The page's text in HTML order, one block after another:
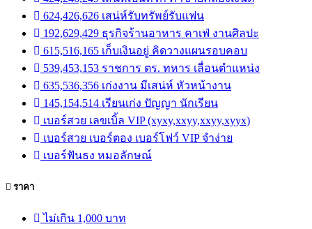
624,426,626 เสน่ห์รับทรัพย์รับแฟน
192,629,429 ธุรกิจร้านอาหาร คาเฟ่ งานศิลปะ
615,516,165 เก็บเงินอยู่ คิดวางแผนรอบคอบ
539,453,153 ราชการ ตร. ทหาร เลื่อนตำแหน่ง
635,536,356 เก่งงาน มีเสน่ห์ หัวหน้างาน
145,154,514 เรียนเก่ง ปัญญา นักเรียน
เบอร์สวย เลขเบิ้ล VIP (xyxy,xxyy,xxyy,xyyx)
เบอร์สวย เบอร์ตอง เบอร์โฟว์ VIP จำง่าย
เบอร์ฟันธง หมอลักษณ์
ราคา
ไม่เกิน 1,000 บาท